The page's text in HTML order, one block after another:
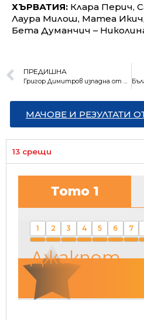
ХЪРВАТИЯ: Клара Перич,
Лаура Милош, Матеа
Бета Думанчич –
ПРЕДИШНА
Григор Димитров изпадна от топ 20 на ранглистата
МАЧОВЕ И РЕЗУЛТАТИ
13 срещи
Тото 1
1 2 3 4 5 6 7
Джакпот